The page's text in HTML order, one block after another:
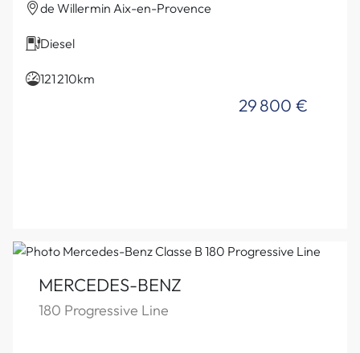
de Willermin Aix-en-Provence
Diesel
121 210km
29 800 €
MERCEDES-BENZ
180 Progressive Line